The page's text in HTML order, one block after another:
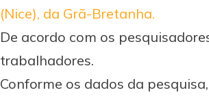
(Nice), da Grã-Bretanha.
De acordo com os
trabalhadores.
Conforme os dados da